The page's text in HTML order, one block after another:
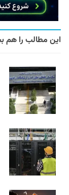
این مطالب را هم